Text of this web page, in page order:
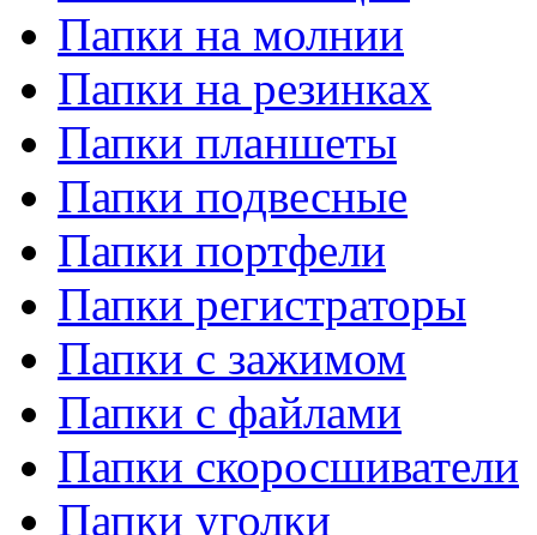
Папки на молнии
Папки на резинках
Папки планшеты
Папки подвесные
Папки портфели
Папки регистраторы
Папки с зажимом
Папки с файлами
Папки скоросшиватели
Папки уголки